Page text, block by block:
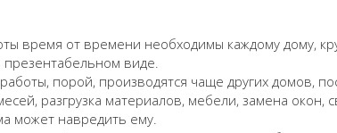
время от времени необходимы каждому дому,
презентабельном виде.
порой, производятся чаще других домов,
разгрузка материалов, мебели, замена
может навредить ему.